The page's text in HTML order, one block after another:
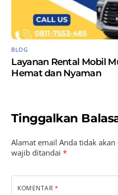
BLOG
Layanan Rental Mobil
Hemat dan Nyaman
Tinggalkan
Alamat email Anda tidak
wajib ditandai*
KOMENTAR *